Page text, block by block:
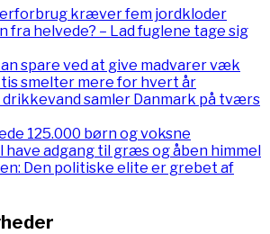
kræver fem jordkloder
fra helvede? – Lad fuglene tage sig
spare ved at give madvarer væk
smelter mere for hvert år
drikkevand samler Danmark på tværs
125.000 børn og voksne
have adgang til græs og åben himmel
Den politiske elite er grebet af